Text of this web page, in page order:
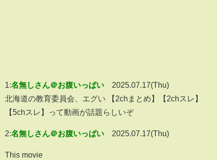
1:名無しさん＠お腹いっぱい
2025.07.17(Thu)
北海道の教育委員会、エグい 【2chまとめ】【2chスレ】
【5chスレ】って動画が話題らしいぞ
2:名無しさん＠お腹いっぱい 2025.07.17(Thu)
This movie